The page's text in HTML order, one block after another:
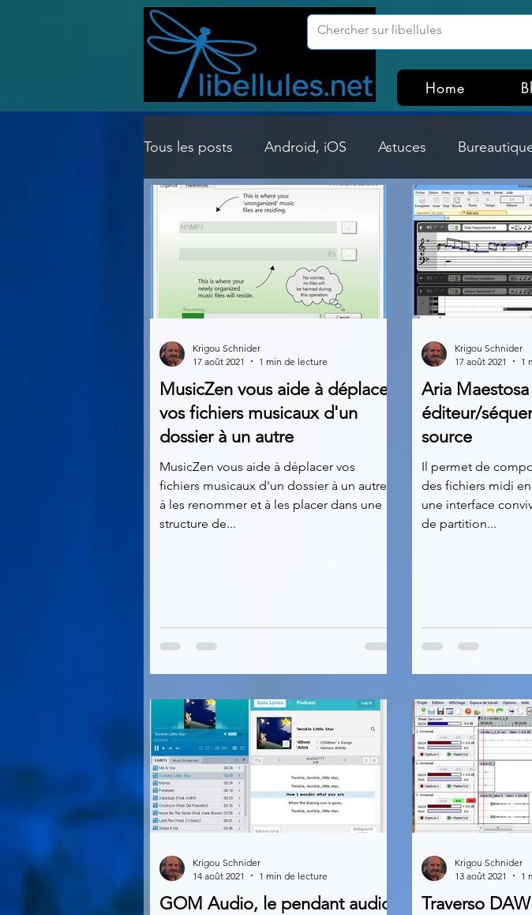
Home
Tous les posts Android, iOS Astuces
Customisation Windows Dossier
Gestion Système Graphisme Hardware
Multimedia Navigateurs News Nirsoft
Photographie Réseaux Réseaux sociaux
Video Logiciels les plus recherchés
MusicZen vous aide à déplacer
vos fichiers musicaux d'un
dossier à un autre
MusicZen vous aide à déplacer vos
fichiers musicaux d'un dossier à un autre,
à les renommer et à les placer dans une
structure de...
Krigou Schnider
17 août 2021
1 min de lecture
Aria
éditeur/
source
Il permet de
des fichiers midi
une interface
de partition...
Krigou Schnider
17 août 2021
1
GOM Audio, le pendant audio
Krigou Schnider
14 août 2021
1 min de lecture
Traverso
Krigou Schnider
13 août 2021
1